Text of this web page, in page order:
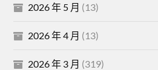
2026 年 5 月 (13)
2026 年 4 月 (13)
2026 年 3 月 (319)